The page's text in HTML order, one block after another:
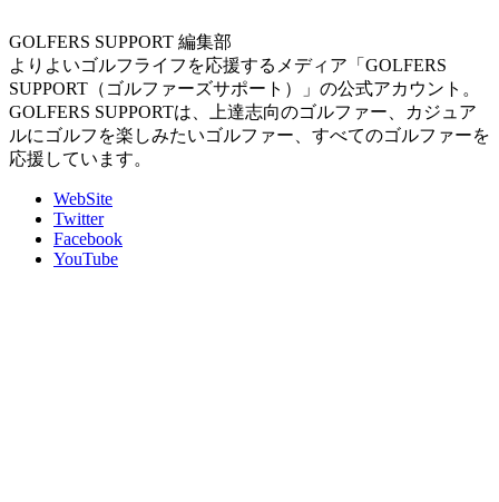
GOLFERS SUPPORT 編集部
よりよいゴルフライフを応援するメディア「GOLFERS
SUPPORT（ゴルファーズサポート）」の公式アカウント。
GOLFERS SUPPORTは、上達志向のゴルファー、カジュア
ルにゴルフを楽しみたいゴルファー、すべてのゴルファーを
応援しています。
WebSite
Twitter
Facebook
YouTube